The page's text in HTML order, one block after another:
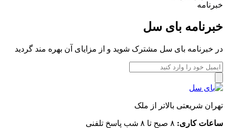
خبرنامه
خبرنامه بای سل
در خبرنامه بای سل مشترک شوید و از مزایای آن بهره مند گردید
تهران شریعتی بالاتر از ملک
ساعات کاری: ۸ صبح تا ۸ شب پاسخ تلفنی